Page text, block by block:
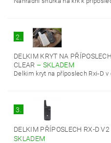
2.
DELKIM KRYT NA
CLEAR – SKLADEM
Delkim kryt na příposlech Rxi-D
3.
DELKIM PŘÍPOSLECH RX-D
SKLADEM